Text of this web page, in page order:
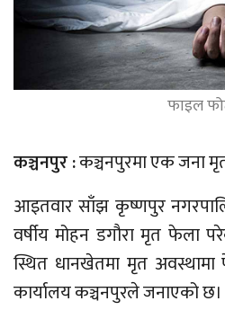
फाइल
कञ्चनपुर :कञ्चनपुरमा एक जना
आइतवार साँझ कृष्णपुर
वर्षीय मोहन डगौरा मृत फेला
स्थित धानखेतमा मृत अवस्थामा
कार्यालय कञ्चनपुरले जनाएको छ।